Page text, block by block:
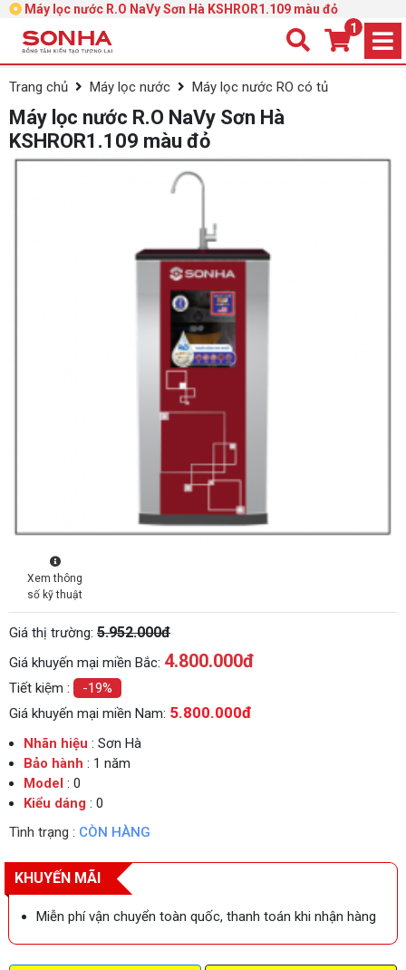
Máy lọc nước R.O NaVy Sơn Hà KSHROR1.109 màu đỏ
1
Trang chủ Máy lọc nước Máy lọc nước RO có tủ
Máy lọc nước R.O NaVy Sơn Hà
KSHROR1.109 màu đỏ
Xem thông
số kỹ thuật
Giá thị trường: 5.952.000đ
Giá khuyến mại miền Bắc: 4.800.000đ
Tiết kiệm :
-19%
Giá khuyến mại miền Nam: 5.800.000đ
Nhãn hiệu : Sơn Hà
Bảo hành : 1 năm
Model : 0
Kiểu dáng : 0
Tình trạng : CÒN HÀNG
KHUYẾN MÃI
Miễn phí vận chuyển toàn quốc, thanh toán khi nhận hàng